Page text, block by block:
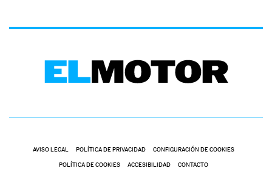
AVISO LEGAL POLÍTICA DE PRIVACIDAD CONFIGURACIÓN DE COOKIES
POLÍTICA DE COOKIES ACCESIBILIDAD CONTACTO